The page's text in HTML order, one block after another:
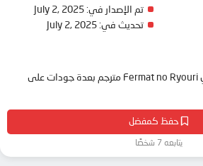
حفظ كمفضل
يتابعه 7 شخصًا
تم الإصدار في: July 2, 2025
تحديث في: July 2, 2025
تحميل وشاهدة حلقات انمي Fermat no Ryouri مترجم بعدة جودات على